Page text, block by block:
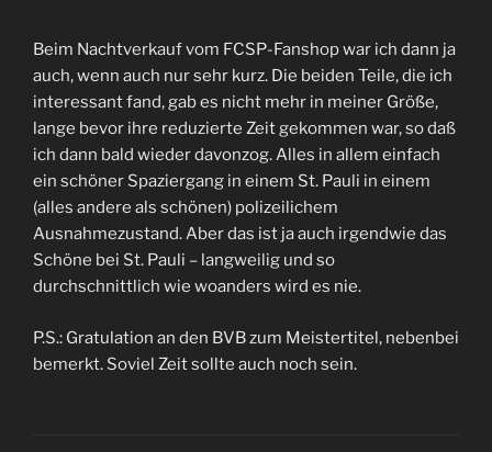
Beim Nachtverkauf vom FCSP-Fanshop war ich dann ja
auch, wenn auch nur sehr kurz. Die beiden Teile, die ich
interessant fand, gab es nicht mehr in meiner Größe,
lange bevor ihre reduzierte Zeit gekommen war, so daß
ich dann bald wieder davonzog. Alles in allem einfach
ein schöner Spaziergang in einem St. Pauli in einem
(alles andere als schönen) polizeilichem
Ausnahmezustand. Aber das ist ja auch irgendwie das
Schöne bei St. Pauli – langweilig und so
durchschnittlich wie woanders wird es nie.
P.S.: Gratulation an den BVB zum Meistertitel, nebenbei
bemerkt. Soviel Zeit sollte auch noch sein.